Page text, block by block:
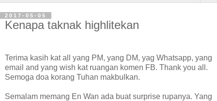
2017-05-05
Kenapa taknak highlitekan
Terima kasih kat all yang PM, yang DM, yag Whatsapp, yang
email and yang wish kat ruangan komen FB. Thank you all.
Semoga doa korang Tuhan makbulkan.
Semalam memang En Wan ada buat surprise rupanya. Yang